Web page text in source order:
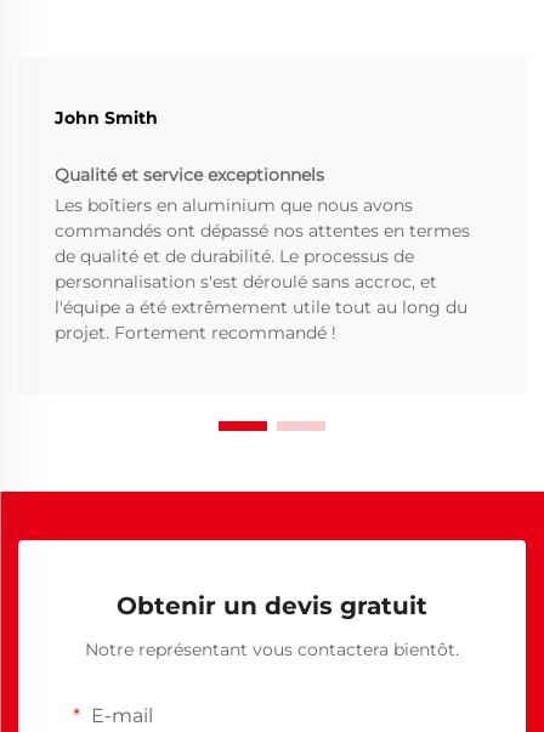
John Smith
Qualité et service exceptionnels
Les boîtiers en aluminium que nous avons
commandés ont dépassé nos attentes en termes
de qualité et de durabilité. Le processus de
personnalisation s'est déroulé sans accroc, et
l'équipe a été extrêmement utile tout au long du
projet. Fortement recommandé !
Obtenir un devis gratuit
Notre représentant vous contactera bientôt.
E-mail